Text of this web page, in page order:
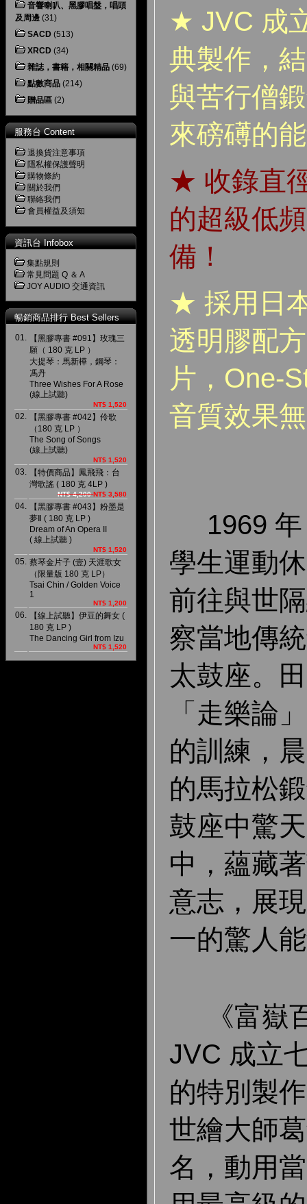
音響喇叭、黑膠唱盤，唱頭
及周邊 (31)
SACD (513)
XRCD (34)
雜誌，書籍，相關精品 (69)
點數商品 (214)
贈品區 (2)
服務台 Content
退換貨注意事項
隱私權保護聲明
購物條約
關於我們
聯絡我們
會員權益及須知
資訊台 Infobox
集點規則
常見問題 Q ＆ A
JOY AUDIO 交通資訊
暢銷商品排行 Best Sellers
01.
【黑膠專書 #091】玫瑰三
願（ 180 克 LP ）
大提琴：馬新樺，鋼琴：
馮丹
Three Wishes For A Rose
(線上試聽)
NT$ 1,520
02.
【黑膠專書 #042】伶歌
（180 克 LP ）
The Song of Songs
(線上試聽)
NT$ 1,520
03.
【特價商品】鳳飛飛：台
灣歌謠 ( 180 克 4LP )
NT$ 4,200NT$ 3,580
04.
【黑膠專書 #043】粉墨是
夢Ⅱ ( 180 克 LP )
Dream of An Opera II
( 線上試聽 )
NT$ 1,520
05. 蔡琴金片子 (壹) 天涯歌女
（限量版 180 克 LP）
Tsai Chin / Golden Voice
1
NT$ 1,200
06.
【線上試聽】伊豆的舞女 (
180 克 LP )
The Dancing Girl from Izu
NT$ 1,520
★ JVC 成
典製作，
與苦行僧
來磅礡的
★ 收錄直
的超級低
備！
★ 採用日
透明膠配
片，One-
音質效果
1969 年
學生運動
前往與世
察當地傳
太鼓座。
「走樂論
的訓練，
的馬拉松
鼓座中驚
中，蘊藏
意志，展
一的驚人
《富嶽
JVC 成立
的特別製
世繪大師
名，動用